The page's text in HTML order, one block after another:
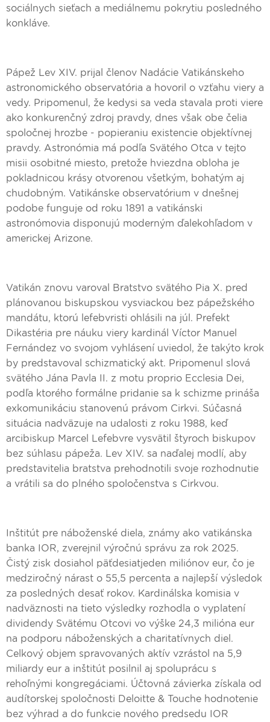
sociálnych sieťach a mediálnemu pokrytiu posledného
konkláve.
Pápež Lev XIV. prijal členov Nadácie Vatikánskeho
astronomického observatória a hovoril o vzťahu viery a
vedy. Pripomenul, že kedysi sa veda stavala proti viere
ako konkurenčný zdroj pravdy, dnes však obe čelia
spoločnej hrozbe - popieraniu existencie objektívnej
pravdy. Astronómia má podľa Svätého Otca v tejto
misii osobitné miesto, pretože hviezdna obloha je
pokladnicou krásy otvorenou všetkým, bohatým aj
chudobným. Vatikánske observatórium v dnešnej
podobe funguje od roku 1891 a vatikánski
astronómovia disponujú moderným ďalekohľadom v
americkej Arizone.
Vatikán znovu varoval Bratstvo svätého Pia X. pred
plánovanou biskupskou vysviackou bez pápežského
mandátu, ktorú lefebvristi ohlásili na júl. Prefekt
Dikastéria pre náuku viery kardinál Víctor Manuel
Fernández vo svojom vyhlásení uviedol, že takýto krok
by predstavoval schizmatický akt. Pripomenul slová
svätého Jána Pavla II. z motu proprio Ecclesia Dei,
podľa ktorého formálne pridanie sa k schizme prináša
exkomunikáciu stanovenú právom Cirkvi. Súčasná
situácia nadväzuje na udalosti z roku 1988, keď
arcibiskup Marcel Lefebvre vysvätil štyroch biskupov
bez súhlasu pápeža. Lev XIV. sa naďalej modlí, aby
predstavitelia bratstva prehodnotili svoje rozhodnutie
a vrátili sa do plného spoločenstva s Cirkvou.
Inštitút pre náboženské diela, známy ako vatikánska
banka IOR, zverejnil výročnú správu za rok 2025.
Čistý zisk dosiahol päťdesiatjeden miliónov eur, čo je
medziročný nárast o 55,5 percenta a najlepší výsledok
za posledných desať rokov. Kardinálska komisia v
nadväznosti na tieto výsledky rozhodla o vyplatení
dividendy Svätému Otcovi vo výške 24,3 milióna eur
na podporu náboženských a charitatívnych diel.
Celkový objem spravovaných aktív vzrástol na 5,9
miliardy eur a inštitút posilnil aj spoluprácu s
rehoľnými kongregáciami. Účtovná závierka získala od
audítorskej spoločnosti Deloitte & Touche hodnotenie
bez výhrad a do funkcie nového predsedu IOR